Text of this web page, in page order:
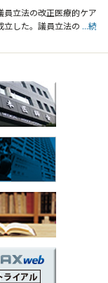
立法の改正医療的ケア
立した。議員立法の ...続